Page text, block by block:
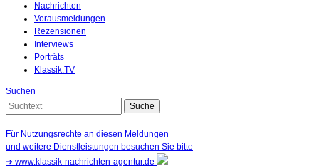
Nachrichten
Vorausmeldungen
Rezensionen
Interviews
Porträts
Klassik.TV
Suchen
Für Nutzungsrechte an diesen Meldungen
und weitere Dienstleistungen besuchen Sie bitte
➜ www.klassik-nachrichten-agentur.de